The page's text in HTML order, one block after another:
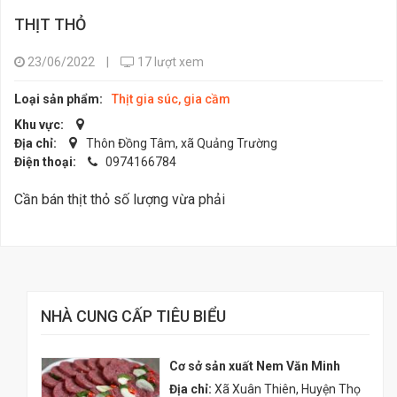
THỊT THỎ
23/06/2022 17 lượt xem
Loại sản phẩm:
Thịt gia súc, gia cầm
Khu vực:
Địa chỉ:
Thôn Đồng Tâm, xã Quảng Trường
Điện thoại:
0974166784
Cần bán thịt thỏ số lượng vừa phải
NHÀ CUNG CẤP TIÊU BIỂU
Cơ sở sản xuất Nem Văn Minh
Địa chỉ: Xã Xuân Thiên, Huyện Thọ